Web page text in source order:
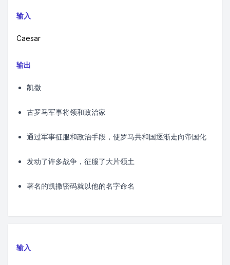
输入
Caesar
输出
凯撒
古罗马军事将领和政治家
通过军事征服和政治手段，使罗马共和国逐渐走向帝国化
发动了许多战争，征服了大片领土
著名的凯撒密码就以他的名字命名
输入